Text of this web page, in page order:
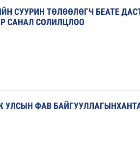
СУУРИН ТӨЛӨӨЛӨГЧ БЕАТЕ
САНАЛ СОЛИЛЦЛОО
ФАВ